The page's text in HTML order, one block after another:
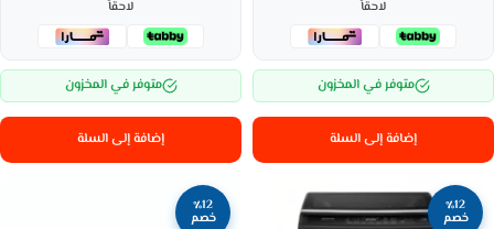
لاحقاً
متوفر في المخزون
إضافة إلى السلة
لاحقاً
متوفر في المخزون
إضافة إلى السلة
٪12
خصم
٪12
خصم